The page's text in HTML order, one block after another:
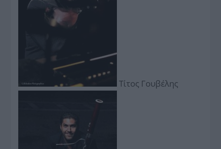
Τίτος Γουβέλης